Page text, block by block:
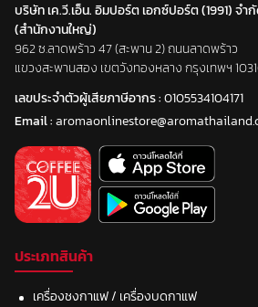
บริษัท เค.วี.เอ็น. อิมปอร์ต เอกซ์ปอร์ต (1991) จำ
(สำนักงานใหญ่)
962 ซ.ลาดพร้าว 47 (สะพาน 2) ถนนลาดพร้าว
แขวงสะพานสอง เขตวังทองหลาง กรุงเทพฯ
เลขประจำตัวผู้เสียภาษีอากร :0105534104171
Email :
ประเภทสินค้า
เครื่องชงกาแฟ / เครื่องบดกาแฟ